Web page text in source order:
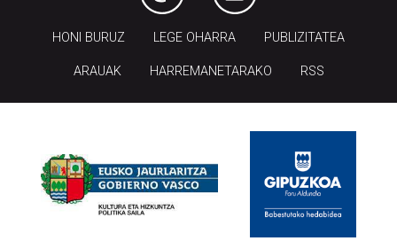
HONI BURUZ LEGE OHARRA PUBLIZITATEA
ARAUAK HARREMANETARAKO RSS